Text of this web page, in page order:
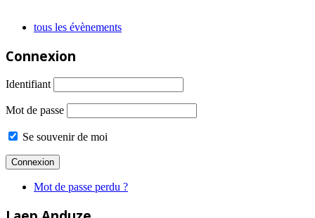
tous les évènements
Connexion
Identifiant
Mot de passe
Se souvenir de moi
Mot de passe perdu ?